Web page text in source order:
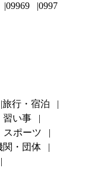
09969 0997
旅行・宿泊
習い事
スポーツ
関・団体